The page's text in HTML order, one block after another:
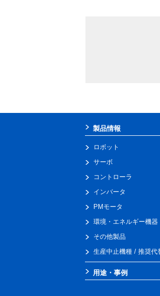
製品情報
ロボット
サーボ
コントローラ
インバータ
PMモータ
環境・エネルギー機器
その他製品
生産中止機種 / 推奨代
用途・事例